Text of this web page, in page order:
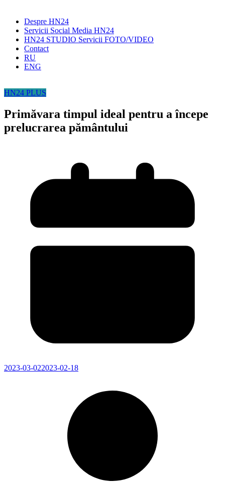
Despre HN24
Servicii Social Media HN24
HN24 STUDIO Servicii FOTO/VIDEO
Contact
RU
ENG
HN24 PLUS
Primăvara timpul ideal pentru a începe
prelucrarea pământului
2023-03-022023-02-18